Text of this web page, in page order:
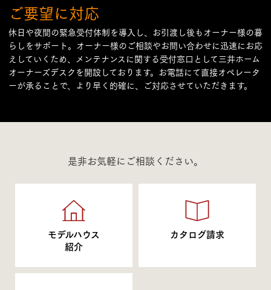
ご要望に対応
休日や夜間の緊急受付体制を導入し、お引渡し後もオーナー様の暮
らしをサポート。オーナー様のご相談やお問い合わせに迅速にお応
えしていくため、メンテナンスに関する受付窓口として三井ホーム
オーナーズデスクを開設しております。お電話にて直接オペレータ
ーが承ることで、より早く的確に、ご対応させていただきます。
是非お気軽にご相談ください。
モデルハウス
紹介
カタログ請求